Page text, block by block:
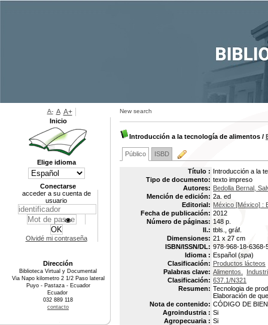
New search
Introducción a la tecnología de alimentos /
Público ISBD
Título : Introducción a la
Tipo de documento: texto impreso
Autores: Bedolla Bernal,
Mención de edición: 2a. ed
Editorial: México [México] :
Fecha de publicación: 2012
Número de páginas: 148 p.
Il.: tbls., gráf.
Dimensiones: 21 x 27 cm
ISBN/ISSN/DL: 978-968-18-6368-
Idioma : Español (spa)
Clasificación: Productos lácteos
Palabras clave: Alimentos.
Clasificación: 637.1/N321
Resumen: Tecnologia de
Elaboración de
Nota de contenido: CÓDIGO DE
Agroindustria : Si
Agropecuaria : Si
A- A A+
Inicio
Elige idioma
Conectarse
acceder a su cuenta de
usuario
Olvidé mi contraseña
Dirección
Biblioteca Virtual y Documental
Via Napo kilometro 2 1/2 Paso lateral
Puyo - Pastaza - Ecuador
Ecuador
032 889 118
contacto